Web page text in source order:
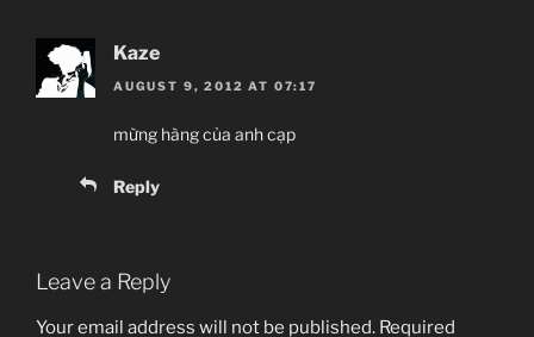
Kaze
AUGUST 9, 2012 AT 07:17
mừng hàng của anh cạp
Reply
Leave a Reply
Your email address will not be published. Required